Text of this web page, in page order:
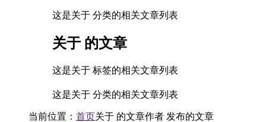
这是关于 分类的相关文章列表
关于 的文章
这是关于 标签的相关文章列表
这是关于 分类的相关文章列表
当前位置： 首页关于 的文章作者 发布的文章